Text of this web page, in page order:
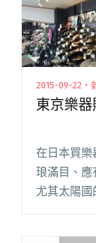
2015-09-22・
東京樂
在日本買樂
琅滿目、應
尤其太陽國
與鑑價都有